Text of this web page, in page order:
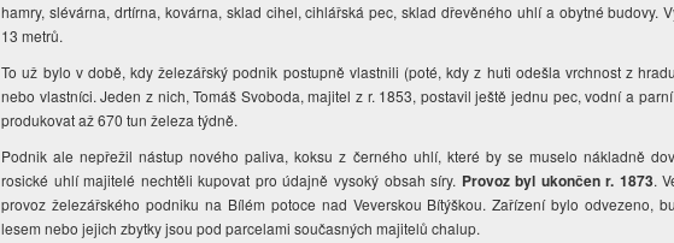
hamry, slévárna, drtírna, kovárna, sklad cihel, cihlářská pec, sklad dřevěného uhlí a obytné budovy.
13 metrů.
To už bylo v době, kdy železářský podnik postupně vlastnili (poté, kdy z huti odešla vrchnost z
nebo vlastníci. Jeden z nich, Tomáš Svoboda, majitel z r. 1853, postavil ještě jednu pec, vodní a
produkovat až 670 tun železa týdně.
Podnik ale nepřežil nástup nového paliva, koksu z černého uhlí, které by se muselo nákladně
rosické uhlí majitelé nechtěli kupovat pro údajně vysoký obsah síry. Provoz byl ukončen r. 1873.
provoz železářského podniku na Bílém potoce nad Veverskou Bítýškou. Zařízení bylo odvezeno,
lesem nebo jejich zbytky jsou pod parcelami současných majitelů chalup.